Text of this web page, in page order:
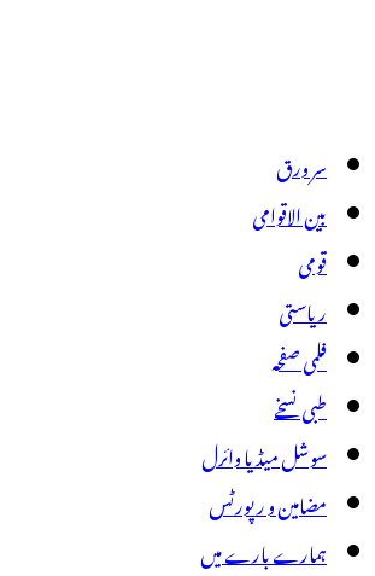
سر ورق
بین الاقوامی
قومی
ریاستی
فلمی صفحہ
طبی نسخے
سوشل میڈیا وائرل
مضامین و رپورٹس
ہمارے بارے میں